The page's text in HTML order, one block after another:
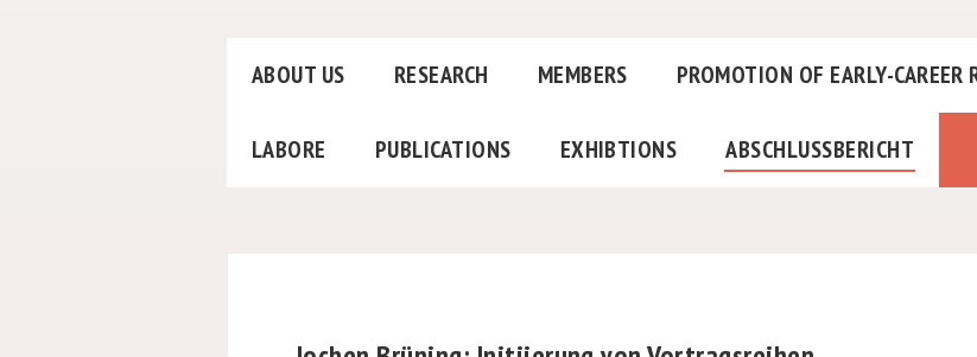
ABOUT US RESEARCH MEMBERS PROMOTION OF EARLY-CAREER
LABORE PUBLICATIONS EXHIBTIONS ABSCHLUSSBERICHT